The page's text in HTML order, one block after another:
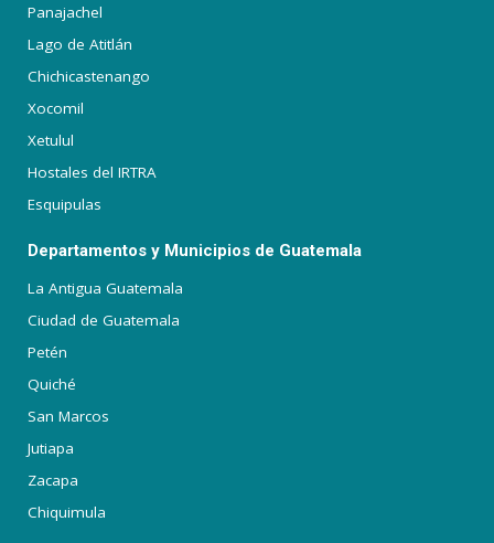
Panajachel
Lago de Atitlán
Chichicastenango
Xocomil
Xetulul
Hostales del IRTRA
Esquipulas
Departamentos y Municipios de Guatemala
La Antigua Guatemala
Ciudad de Guatemala
Petén
Quiché
San Marcos
Jutiapa
Zacapa
Chiquimula